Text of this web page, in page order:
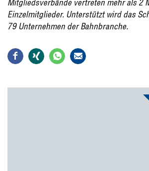
Mitgliedsverbände vertreten mehr als 2
Einzelmitglieder. Unterstützt wird das
79 Unternehmen der Bahnbranche.